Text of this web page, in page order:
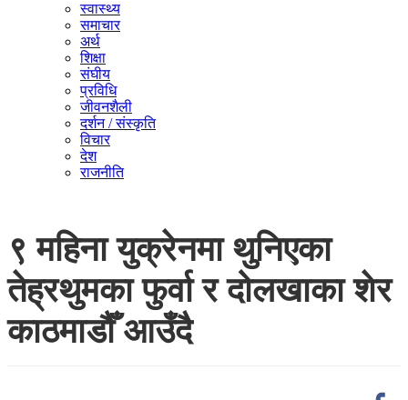
स्वास्थ्य
समाचार
अर्थ
शिक्षा
संघीय
प्रविधि
जीवनशैली
दर्शन / संस्कृति
विचार
देश
राजनीति
९ महिना युक्रेनमा थुनिएका
तेह्रथुमका फुर्वा र दोलखाका शेर
काठमाडौँ आउँदै